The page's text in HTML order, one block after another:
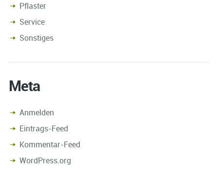
Pflaster
Service
Sonstiges
Meta
Anmelden
Eintrags-Feed
Kommentar-Feed
WordPress.org